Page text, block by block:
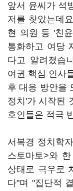
앞서 윤씨가 석
저를 찾았는데
현 의원 등 '친
통화하고 여당
다고 알려졌습
여권 핵심 인사
후 대응 방안을
정치'가 시작된
호인들은 적극
서복경 정치학
스토마토>와
상태로 극우로
다"며 "집단적